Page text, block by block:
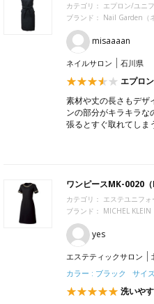
カテゴリ： エプロン/ユニ
ブランド： Nail Garden（
misaaaan
ネイルサロン 石川県
エプロン
素材や丈の長さもデザ
ンの部分がキラキラな
張るとすぐ取れてしま
ワンピースMK-0020（
カテゴリ： エステユニフ
ブランド： MICHEL KLEIN
yes
エステティックサロン
カラー : ブラック サイ
洗いや